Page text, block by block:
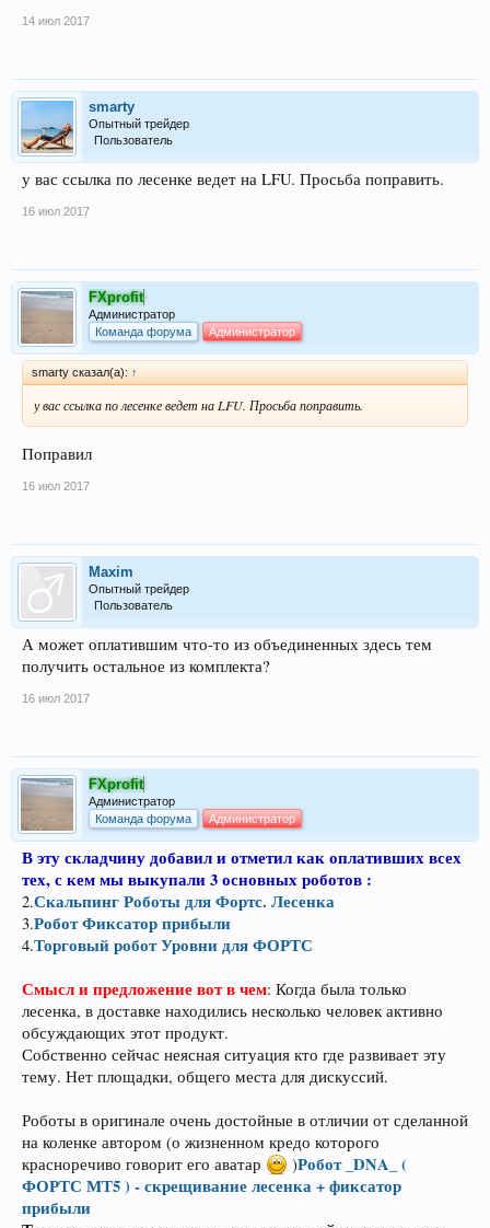
14 июл 2017
smarty
Опытный трейдер
Пользователь
у вас ссылка по лесенке ведет на LFU. Просьба поправить.
16 июл 2017
FXprofit
Администратор
Команда форума
Администратор
smarty сказал(а): ↑
у вас ссылка по лесенке ведет на LFU. Просьба поправить.
Поправил
16 июл 2017
Maxim
Опытный трейдер
Пользователь
А может оплатившим что-то из объединенных здесь тем
получить остальное из комплекта?
16 июл 2017
FXprofit
Администратор
Команда форума
Администратор
В эту складчину добавил и отметил как оплативших всех
тех, с кем мы выкупали 3 основных роботов :
2.Скальпинг Роботы для Фортс. Лесенка
3.Робот Фиксатор прибыли
4.Торговый робот Уровни для ФОРТС
Смысл и предложение вот в чем: Когда была только
лесенка, в доставке находились несколько человек активно
обсуждающих этот продукт.
Собственно сейчас неясная ситуация кто где развивает эту
тему. Нет площадки, общего места для дискуссий.
Роботы в оригинале очень достойные в отличии от сделанной
на коленке автором (о жизненном кредо которого
красноречиво говорит его аватар
)Робот _DNA_ (
ФОРТС МТ5 ) - скрещивание лесенка + фиксатор
прибыли